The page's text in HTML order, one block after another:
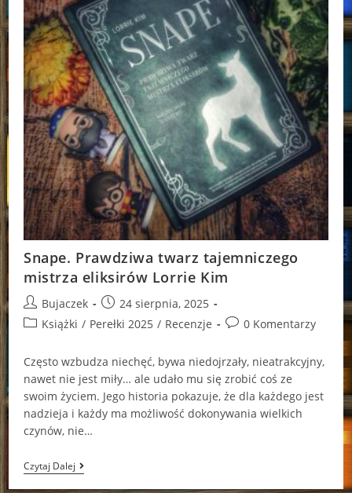
Snape. Prawdziwa twarz tajemniczego
mistrza eliksirów Lorrie Kim
Post
author:
Bujaczek
Post
published:
24 sierpnia, 2025
PostKsiążki / Perełki 2025 / Recenzje
Post0 Komentarzy
Często wzbudza niechęć, bywa niedojrzały, nieatrakcyjny,
nawet nie jest miły… ale udało mu się zrobić coś ze
swoim życiem. Jego historia pokazuje, że dla każdego jest
nadzieja i każdy ma możliwość dokonywania wielkich
czynów, nie…
Czytaj DalejSnape.
Prawdziwa